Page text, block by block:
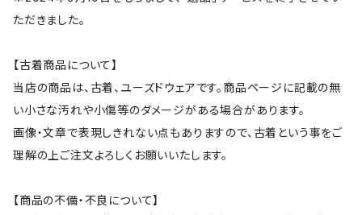
ただきました。
【古着商品について】
当店の商品は、古着、ユーズドウェアです。商品ページに記載の無
い小さな汚れや小傷等のダメージがある場合があります。
画像・文章で表現しきれない点もありますので、古着という事をご
理解の上ご注文よろしくお願いいたします。
【商品の不備・不良について】